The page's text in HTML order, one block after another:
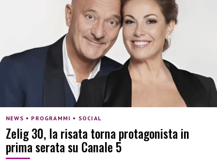
NEWS • PROGRAMMI • SOCIAL
Zelig 30, la risata torna protagonista in
prima serata su Canale 5